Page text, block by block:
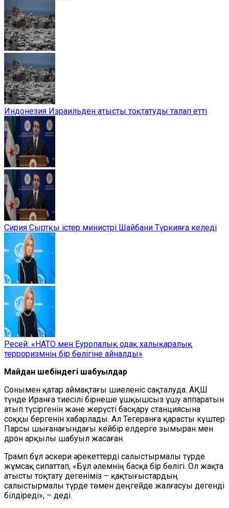
Индонезия Израильден атысты тоқтатуды талап етті
Сирия Сыртқы істер министрі Шайбани Түркияға келеді
Ресей: «НАТО мен Еуропалық одақ халықаралық
терроризмнің бір бөлігіне айналды»
Майдан шебіндегі шабуылдар
Сонымен қатар аймақтағы шиеленіс сақталуда. АҚШ
түнде Иранға тиесілі бірнеше ұшқышсыз ұшу аппаратын
атып түсіргенін және жерүсті басқару станциясына
соққы бергенін хабарлады. Ал Тегеранға қарасты күштер
Парсы шығанағындағы кейбір елдерге зымыран мен
дрон арқылы шабуыл жасаған.
Трамп бұл әскери әрекеттерді салыстырмалы түрде
жұмсақ сипаттап, «Бұл әлемнің басқа бір бөлігі. Ол жақта
атысты тоқтату дегеніміз – қақтығыстардың
салыстырмалы түрде төмен деңгейде жалғасуы дегенді
білдіреді», – деді.